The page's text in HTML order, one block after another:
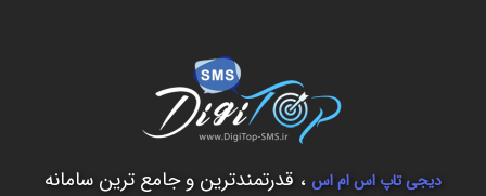
دیجی تاپ اس ام اس ، قدرتمندترین و جامع ترین سامانه